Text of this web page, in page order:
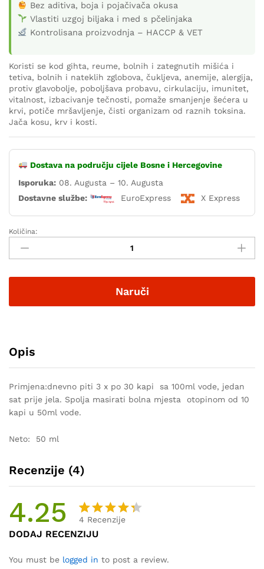
Bez aditiva, boja i pojačivača okusa
Vlastiti uzgoj biljaka i med s pčelinjaka
Kontrolisana proizvodnja – HACCP & VET
Koristi se kod gihta, reume, bolnih i zategnutih mišića i
tetiva, bolnih i nateklih zglobova, čukljeva, anemije, alergija,
protiv glavobolje, poboljšava probavu, cirkulaciju, imunitet,
vitalnost, izbacivanje tečnosti, pomaže smanjenje šećera u
krvi, potiče mršavljenje, čisti organizam od raznih toksina.
Jača kosu, krv i kosti.
Dostava na području cijele Bosne i Hercegovine
Isporuka: 08. Augusta – 10. Augusta
Dostavne službe:
EuroExpress X Express
Količina:
Naruči
Opis
Primjena:dnevno piti 3 x po 30 kapi sa 100ml vode, jedan
sat prije jela. Spolja masirati bolna mjesta otopinom od 10
kapi u 50ml vode.
Neto: 50 ml
Recenzije (4)
4.25
Korisni
čke
ocjene:
4
4 Recenzije
DODAJ RECENZIJU
You must be logged in to post a review.